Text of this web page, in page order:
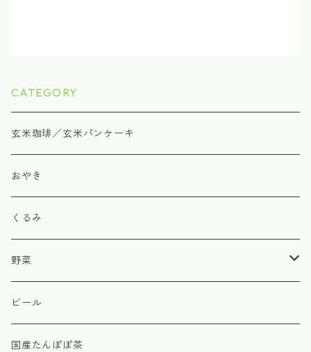
CATEGORY
玄米珈琲／玄米パンケーキ
おやき
くるみ
野菜
北原農園
野菜のカネマツ
ビール
国産たんぽぽ茶